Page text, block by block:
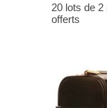
20 lots de
offerts